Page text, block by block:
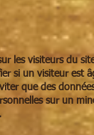
les visiteurs du
si un visiteur est
que des
sur un